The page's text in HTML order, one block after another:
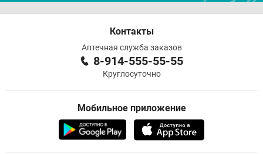
Контакты
Аптечная служба заказов
8-914-555-55-55
Круглосуточно
Мобильное приложение